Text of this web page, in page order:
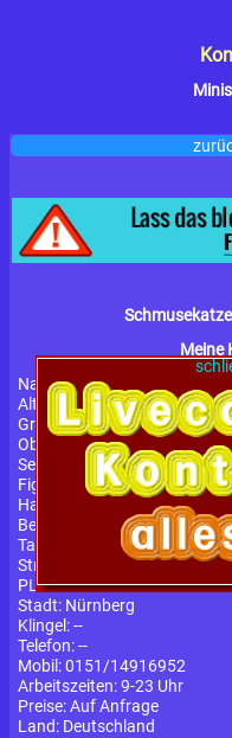
Meine
Name:Minisub
Alter:
40 Jahre
Größe:158 cm
Oberweite:100DD
Service:
gv, frz, ns, ds, rs,
Figur:
Konfektionsgröße: 48
Haarfarbe:
brünett
Behaarung:
Natur
Tabus:
ohne Gummi
Strasse, Hausnr.:--
PLZ:9
Stadt: Nürnberg
Klingel:--
Telefon:--
Mobil:0151/14916952
Arbeitszeiten:9-23 Uhr
Preise:Auf Anfrage
Land: Deutschland